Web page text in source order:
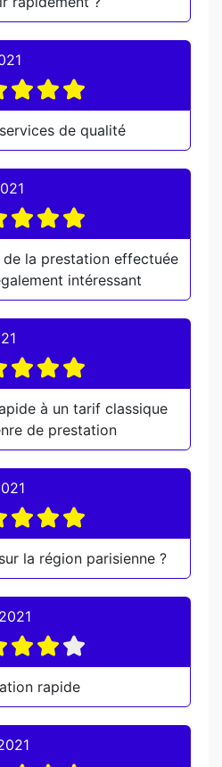
de qualité
la prestation effectuée
intéressant
à un tarif classique
de prestation
la région parisienne ?
rapide